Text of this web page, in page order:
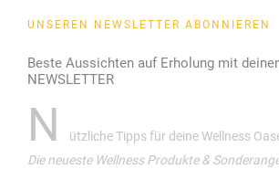
UNSEREN NEWSLETTER ABONNIEREN
Beste Aussichten auf Erholung mit
NEWSLETTER
N
ützliche Tipps für deine Wellness
Die neueste Wellness Produkte &